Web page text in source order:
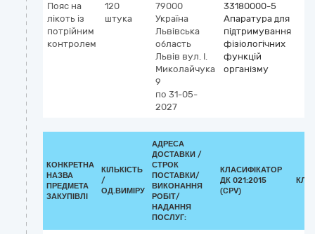
Пояс на
лікоть із
потрійним
контролем
120
штука
79000
Україна
Львівська
область
Львів вул. І.
Миколайчука
9
по 31-05-
2027
33180000-5
Апаратура для
підтримування
фізіологічних
функцій
організму
КОНКРЕТНА
НАЗВА
ПРЕДМЕТА
ЗАКУПІВЛІ
КІЛЬКІСТЬ
/
ОД.ВИМІРУ
АДРЕСА
ДОСТАВКИ /
СТРОК
ПОСТАВКИ/
ВИКОНАННЯ
РОБІТ/
НАДАННЯ
ПОСЛУГ:
КЛАСИФІКАТОР
ДК 021:2015
(CPV)